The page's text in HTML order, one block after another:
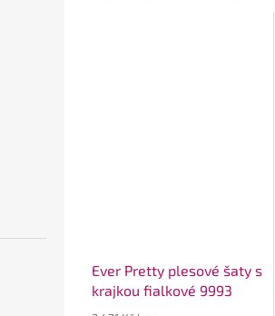
Ever Pretty plesové šaty s
krajkou fialkové 9993